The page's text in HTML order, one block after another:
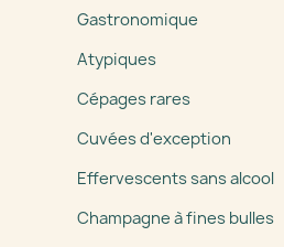
Gastronomique
Atypiques
Cépages rares
Cuvées d'exception
Effervescents sans alcool
Champagne à fines bulles